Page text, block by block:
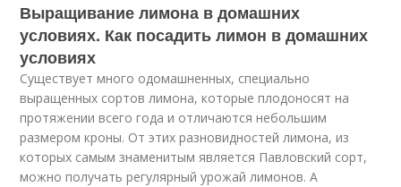
Выращивание лимона в домашних
условиях. Как посадить лимон в домашних
условиях
Существует много одомашненных, специально
выращенных сортов лимона, которые плодоносят на
протяжении всего года и отличаются небольшим
размером кроны. От этих разновидностей лимона, из
которых самым знаменитым является Павловский сорт,
можно получать регулярный урожай лимонов. А